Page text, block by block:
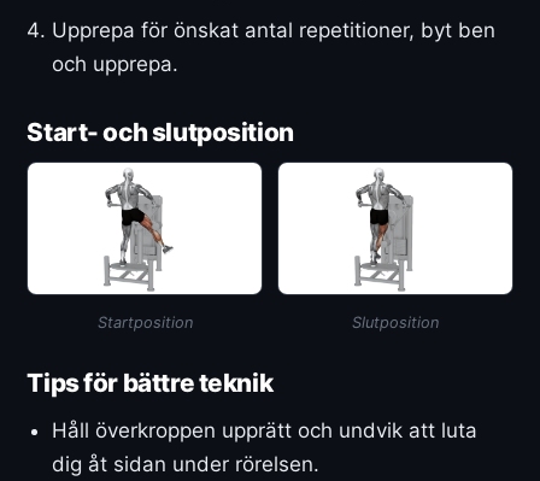
Upprepa för önskat antal repetitioner, byt ben
och upprepa.
Start- och slutposition
Startposition Slutposition
Tips för bättre teknik
Håll överkroppen upprätt och undvik att luta
dig åt sidan under rörelsen.